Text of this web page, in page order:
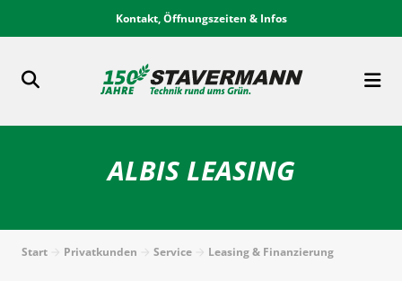
Kontakt, Öffnungszeiten & Infos
ALBIS LEASING
Start Privatkunden Service Leasing & Finanzierung